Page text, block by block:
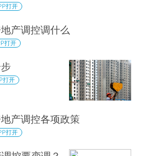
打开
产调控调什么
打开
打开
产调控各项政策
打开